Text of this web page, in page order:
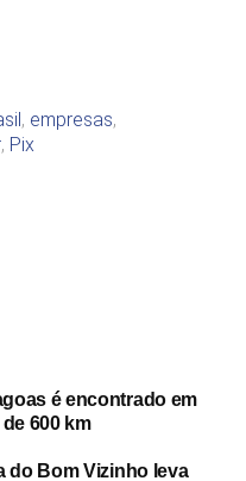
, empresas,
, Pix
é encontrado em
600 km
do Bom Vizinho leva